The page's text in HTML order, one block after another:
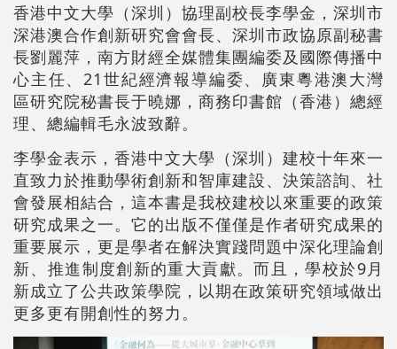
香港中文大學（深圳）協理副校長李學金，深圳市
深港澳合作創新研究會會長、深圳市政協原副秘書
長劉麗萍，南方財經全媒體集團編委及國際傳播中
心主任、21世紀經濟報導編委、廣東粵港澳大灣
區研究院秘書長于曉娜，商務印書館（香港）總經
理、總編輯毛永波致辭。
李學金表示，香港中文大學（深圳）建校十年來一
直致力於推動學術創新和智庫建設、決策諮詢、社
會發展相結合，這本書是我校建校以來重要的政策
研究成果之一。它的出版不僅僅是作者研究成果的
重要展示，更是學者在解決實踐問題中深化理論創
新、推進制度創新的重大貢獻。而且，學校於9月
新成立了公共政策學院，以期在政策研究領域做出
更多更有開創性的努力。